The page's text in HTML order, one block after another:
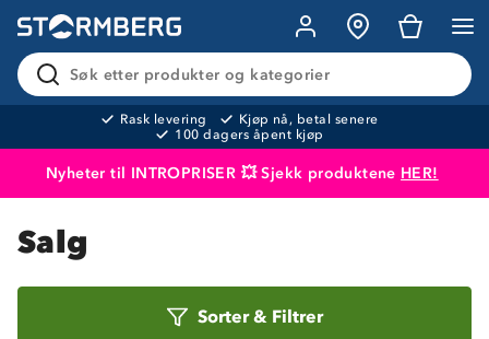
Søk etter produkter og kategorier
Rask levering
Kjøp nå, betal senere
100 dagers åpent kjøp
Nyheter til INTROPRISER 💥 Sjekk produktene HER!
Salg
Sorter& Filtrer